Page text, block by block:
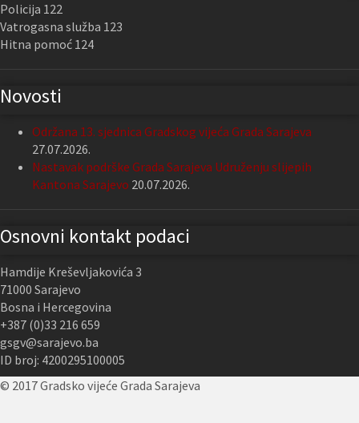
Policija 122
Vatrogasna služba 123
Hitna pomoć 124
Novosti
Održana 13. sjednica Gradskog vijeća Grada Sarajeva
27.07.2026.
Nastavak podrške Grada Sarajeva Udruženju slijepih
Kantona Sarajevo 20.07.2026.
Osnovni kontakt podaci
Hamdije Kreševljakovića 3
71000 Sarajevo
Bosna i Hercegovina
+387 (0)33 216 659
gsgv@sarajevo.ba
ID broj: 4200295100005
© 2017 Gradsko vijeće Grada Sarajeva